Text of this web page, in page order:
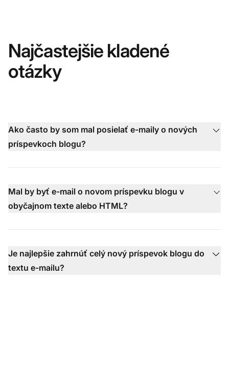
Najčastejšie kladené
otázky
Ako často by som mal posielať e-maily o nových
príspevkoch blogu?
Mal by byť e-mail o novom príspevku blogu v
obyčajnom texte alebo HTML?
Je najlepšie zahrnúť celý nový príspevok blogu do
textu e-mailu?